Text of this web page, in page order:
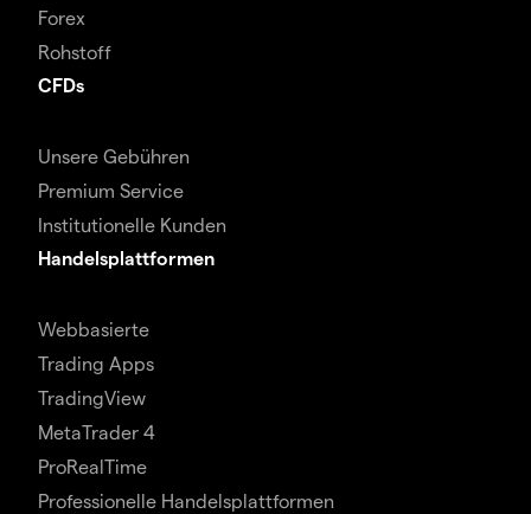
Forex
Rohstoff
CFDs
Unsere Gebühren
Premium Service
Institutionelle Kunden
Handelsplattformen
Webbasierte
Trading Apps
TradingView
MetaTrader 4
ProRealTime
Professionelle Handelsplattformen